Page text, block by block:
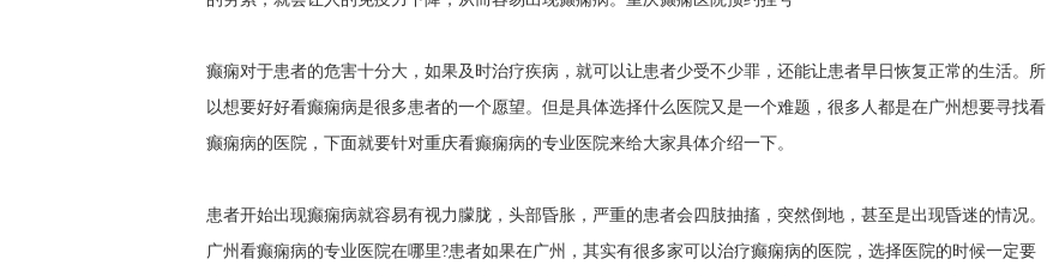
癫痫对于患者的危害十分大，如果及时治疗疾病，就可以让患者少受不少罪，还能让患者早日恢复正常的生活。所
以想要好好看癫痫病是很多患者的一个愿望。但是具体选择什么医院又是一个难题，很多人都是在广州想要寻找看
癫痫病的医院，下面就要针对重庆看癫痫病的专业医院来给大家具体介绍一下。
患者开始出现癫痫病就容易有视力朦胧，头部昏胀，严重的患者会四肢抽搐，突然倒地，甚至是出现昏迷的情况。
广州看癫痫病的专业医院在哪里?患者如果在广州，其实有很多家可以治疗癫痫病的医院，选择医院的时候一定要